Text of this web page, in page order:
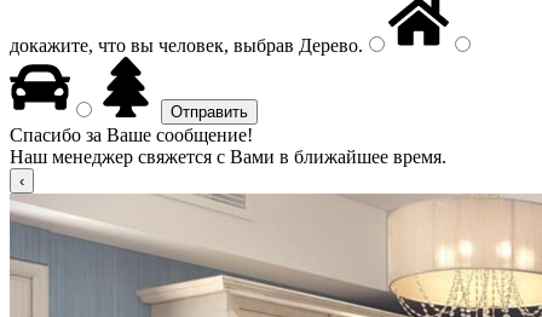
докажите, что вы человек, выбрав Дерево.
Спасибо за Ваше сообщение!
Наш менеджер свяжется с Вами в ближайшее время.